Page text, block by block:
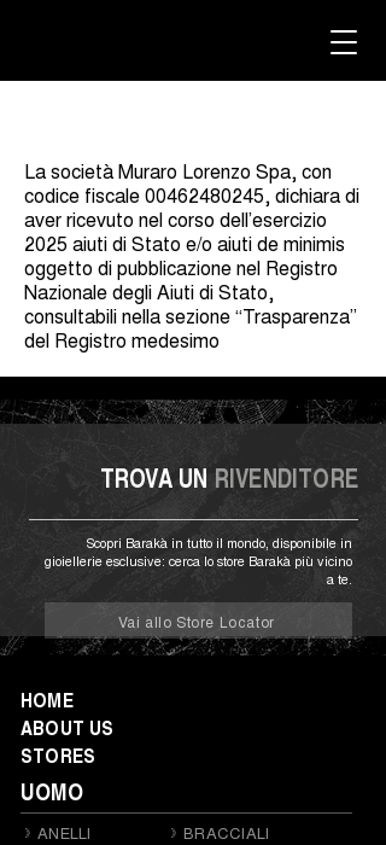
La società Muraro Lorenzo Spa, con
codice fiscale00462480245, dichiara di
aver ricevuto nel corso dell’esercizio
2025 aiuti di Stato e/o aiuti de minimis
oggetto di pubblicazione nel Registro
Nazionale degli Aiuti di Stato,
consultabili nella sezione “Trasparenza”
del Registro medesimo
TROVA UN RIVENDITORE
Scopri Barakà in tutto il mondo, disponibile in
gioiellerie esclusive: cerca lo store Barakà più vicino
a te.
Vai allo Store Locator
HOME
ABOUT US
STORES
UOMO
ANELLI
BRACCIALI